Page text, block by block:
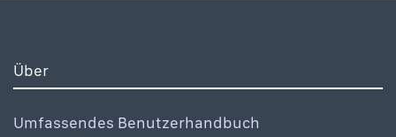
Über
Umfassendes Benutzerhandbuch